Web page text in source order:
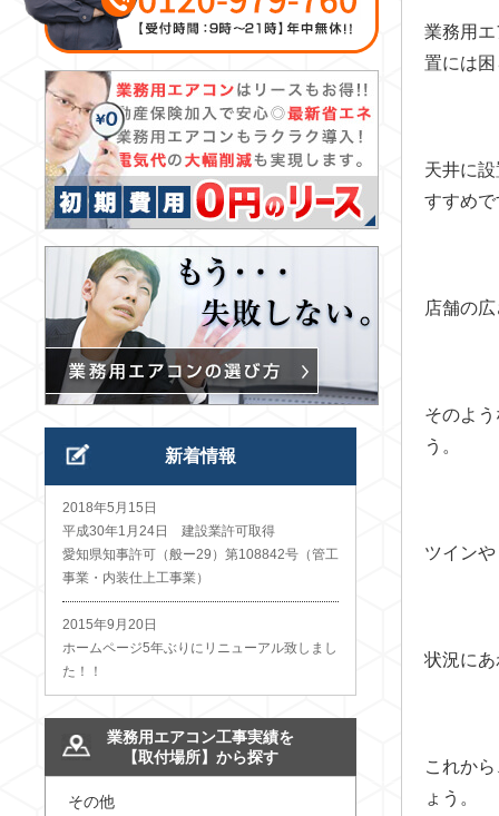
業務用
置には
天井に
すすめ
店舗の
そのよ
う。
ツイン
状況に
これか
ょう。
新着情報
2018年5月15日
平成30年1月24日 建設業許可取得
愛知県知事許可（般ー29）第108842号（管工
事業・内装仕上工事業）
2015年9月20日
ホームページ5年ぶりにリニューアル致しまし
た！！
業務用エアコン工事実績を
【取付場所】から探す
その他